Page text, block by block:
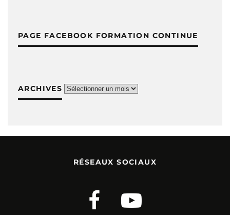
PAGE FACEBOOK FORMATION CONTINUE
ARCHIVES Archives
RÉSEAUX SOCIAUX